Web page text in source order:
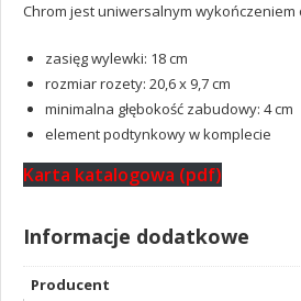
Chrom jest uniwersalnym
zasięg wylewki: 18 cm
rozmiar rozety: 20,6 x 9,7 cm
minimalna głębokość zabudowy: 4 cm
element podtynkowy w komplecie
Karta katalogowa (pdf)
Informacje dodatkowe
Producent